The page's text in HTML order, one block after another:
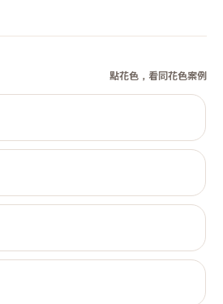
點花色，看同花色案例